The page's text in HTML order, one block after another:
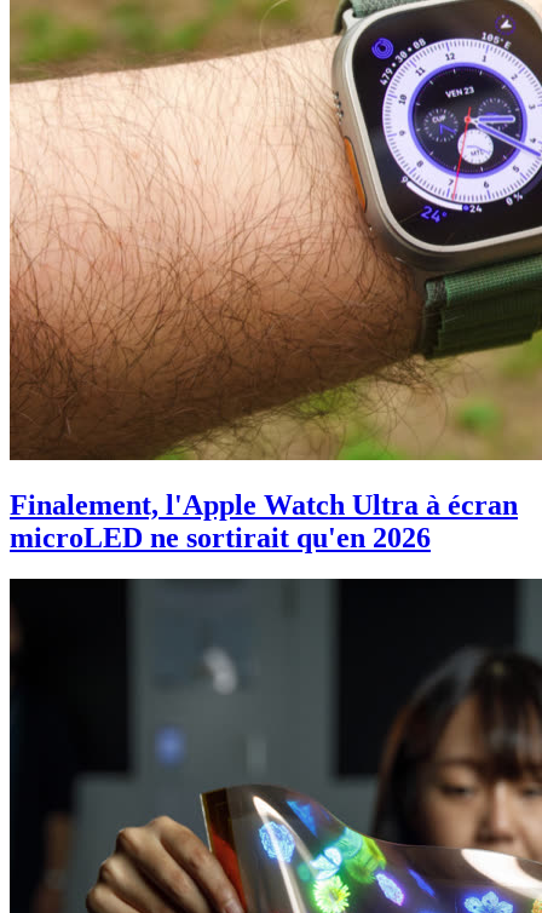
Finalement, l'Apple Watch Ultra à écran
microLED ne sortirait qu'en 2026